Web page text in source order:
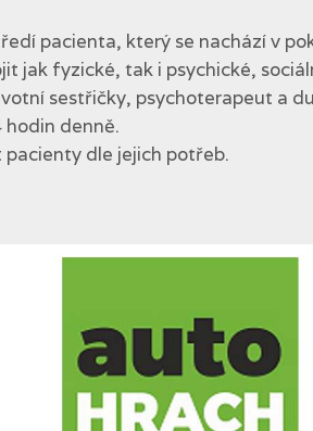
pacienta, který se nachází v
jak fyzické, tak i psychické,
sestřičky, psychoterapeut a
denně.
dle jejich potřeb.